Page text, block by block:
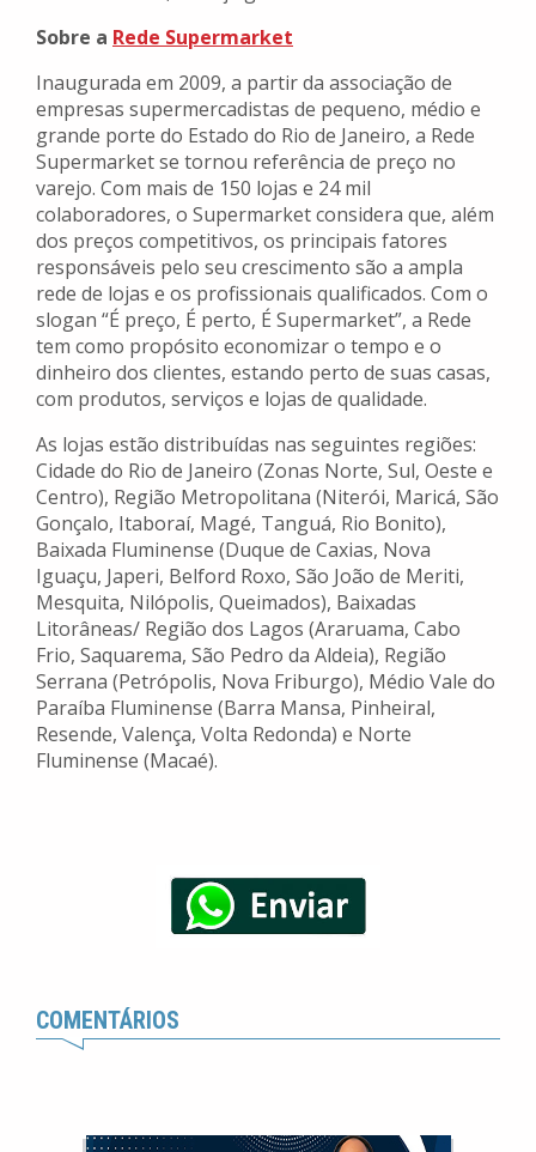
Sobre a Rede Supermarket
Inaugurada em 2009, a partir da associação de
empresas supermercadistas de pequeno, médio e
grande porte do Estado do Rio de Janeiro, a Rede
Supermarket se tornou referência de preço no
varejo. Com mais de 150 lojas e 24 mil
colaboradores, o Supermarket considera que, além
dos preços competitivos, os principais fatores
responsáveis pelo seu crescimento são a ampla
rede de lojas e os profissionais qualificados. Com o
slogan “É preço, É perto, É Supermarket”, a Rede
tem como propósito economizar o tempo e o
dinheiro dos clientes, estando perto de suas casas,
com produtos, serviços e lojas de qualidade.
As lojas estão distribuídas nas seguintes regiões:
Cidade do Rio de Janeiro (Zonas Norte, Sul, Oeste e
Centro), Região Metropolitana (Niterói, Maricá, São
Gonçalo, Itaboraí, Magé, Tanguá, Rio Bonito),
Baixada Fluminense (Duque de Caxias, Nova
Iguaçu, Japeri, Belford Roxo, São João de Meriti,
Mesquita, Nilópolis, Queimados), Baixadas
Litorâneas/ Região dos Lagos (Araruama, Cabo
Frio, Saquarema, São Pedro da Aldeia), Região
Serrana (Petrópolis, Nova Friburgo), Médio Vale do
Paraíba Fluminense (Barra Mansa, Pinheiral,
Resende, Valença, Volta Redonda) e Norte
Fluminense (Macaé).
COMENTÁRIOS